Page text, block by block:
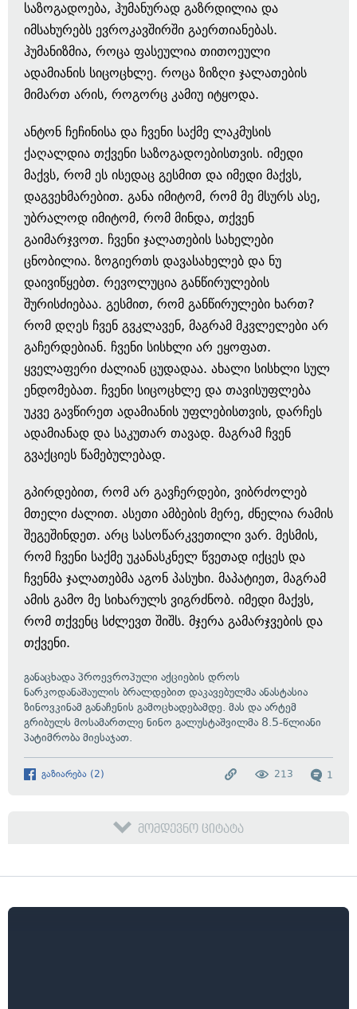
საზოგადოება, ჰუმანურად გაზრდილია და
იმსახურებს ევროკავშირში გაერთიანებას.
ჰუმანიზმია, როცა ფასეულია თითოეული
ადამიანის სიცოცხლე. როცა ზიზღი ჯალათების
მიმართ არის, როგორც კამიუ იტყოდა.
ანტონ ჩეჩინისა და ჩვენი საქმე ლაკმუსის
ქაღალდია თქვენი საზოგადოებისთვის. იმედი
მაქვს, რომ ეს ისედაც გესმით და იმედი მაქვს,
დაგვეხმარებით. განა იმიტომ, რომ მე მსურს ასე,
უბრალოდ იმიტომ, რომ მინდა, თქვენ
გაიმარჯვოთ. ჩვენი ჯალათების სახელები
ცნობილია. ზოგიერთს დავასახელებ და ნუ
დაივიწყებთ. რევოლუცია განწირულების
შურისძიებაა. გესმით, რომ განწირულები ხართ?
რომ დღეს ჩვენ გვკლავენ, მაგრამ მკვლელები არ
გაჩერდებიან. ჩვენი სისხლი არ ეყოფათ.
ყველაფერი ძალიან ცუდადაა. ახალი სისხლი სულ
ენდომებათ. ჩვენი სიცოცხლე და თავისუფლება
უკვე გავწირეთ ადამიანის უფლებისთვის, დარჩეს
ადამიანად და საკუთარ თავად. მაგრამ ჩვენ
გვაქციეს წამებულებად.
გპირდებით, რომ არ გავჩერდები, ვიბრძოლებ
მთელი ძალით. ასეთი ამბების მერე, ძნელია რამის
შეგეშინდეთ. არც სასოწარკვეთილი ვარ. მესმის,
რომ ჩვენი საქმე უკანასკნელ წვეთად იქცეს და
ჩვენმა ჯალათებმა აგონ პასუხი. მაპატიეთ, მაგრამ
ამის გამო მე სიხარულს ვიგრძნობ. იმედი მაქვს,
რომ თქვენც სძლევთ შიშს. მჯერა გამარჯვების და
თქვენი.
განაცხადა პროევროპული აქციების დროს
ნარკოდანაშაულის ბრალდებით დაკავებულმა ანასტასია
ზინოვკინამ განაჩენის გამოცხადებამდე. მას და არტემ
გრიბულს მოსამართლე ნინო გალუსტაშვილმა 8.5-წლიანი
პატიმრობა მიესაჯათ.
გაზიარება (2) 1
213
მომდევნო ციტატა